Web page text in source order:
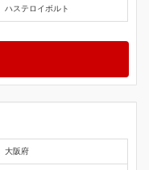
ハステロイボルト
大阪府